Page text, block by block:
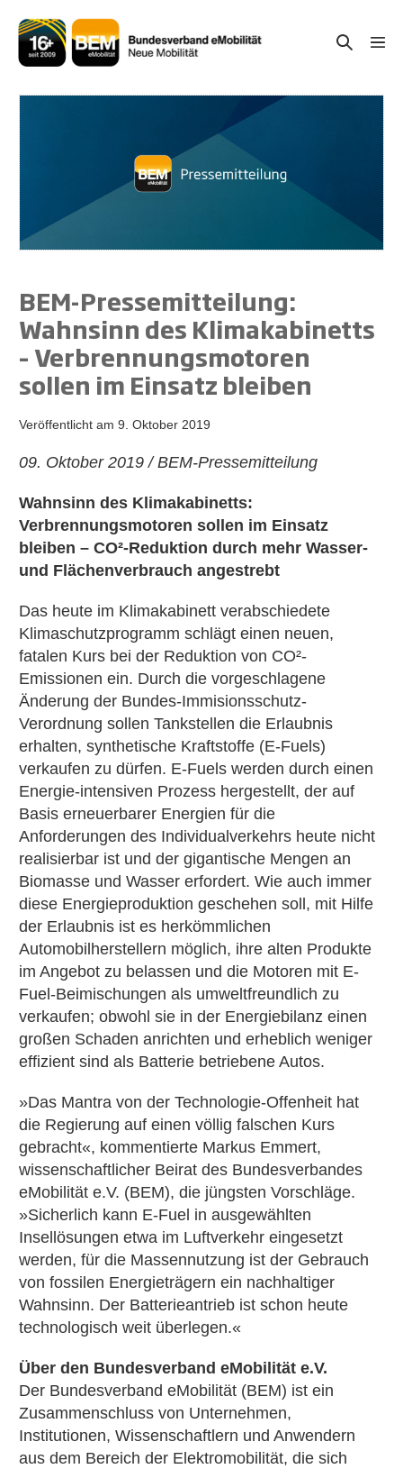
Inhalt
springen
Suche-
BEM-Pressemitteilung:
Wahnsinn des Klimakabinetts
– Verbrennungsmotoren
sollen im Einsatz bleiben
Veröffentlicht am 9. Oktober 2019
09. Oktober 2019 / BEM-Pressemitteilung
Wahnsinn des Klimakabinetts:
Verbrennungsmotoren sollen im Einsatz
bleiben – CO²-Reduktion durch mehr Wasser-
und Flächenverbrauch angestrebt
Das heute im Klimakabinett verabschiedete
Klimaschutzprogramm schlägt einen neuen,
fatalen Kurs bei der Reduktion von CO²-
Emissionen ein. Durch die vorgeschlagene
Änderung der Bundes-Immisionsschutz-
Verordnung sollen Tankstellen die Erlaubnis
erhalten, synthetische Kraftstoffe (E-Fuels)
verkaufen zu dürfen. E-Fuels werden durch einen
Energie-intensiven Prozess hergestellt, der auf
Basis erneuerbarer Energien für die
Anforderungen des Individualverkehrs heute nicht
realisierbar ist und der gigantische Mengen an
Biomasse und Wasser erfordert. Wie auch immer
diese Energieproduktion geschehen soll, mit Hilfe
der Erlaubnis ist es herkömmlichen
Automobilherstellern möglich, ihre alten Produkte
im Angebot zu belassen und die Motoren mit E-
Fuel-Beimischungen als umweltfreundlich zu
verkaufen; obwohl sie in der Energiebilanz einen
großen Schaden anrichten und erheblich weniger
effizient sind als Batterie betriebene Autos.
»Das Mantra von der Technologie-Offenheit hat
die Regierung auf einen völlig falschen Kurs
gebracht«, kommentierte Markus Emmert,
wissenschaftlicher Beirat des Bundesverbandes
eMobilität e.V. (BEM), die jüngsten Vorschläge.
»Sicherlich kann E-Fuel in ausgewählten
Insellösungen etwa im Luftverkehr eingesetzt
werden, für die Massennutzung ist der Gebrauch
von fossilen Energieträgern ein nachhaltiger
Wahnsinn. Der Batterieantrieb ist schon heute
technologisch weit überlegen.«
Über den Bundesverband eMobilität e.V.
Der Bundesverband eMobilität (BEM) ist ein
Zusammenschluss von Unternehmen,
Institutionen, Wissenschaftlern und Anwendern
aus dem Bereich der Elektromobilität, die sich